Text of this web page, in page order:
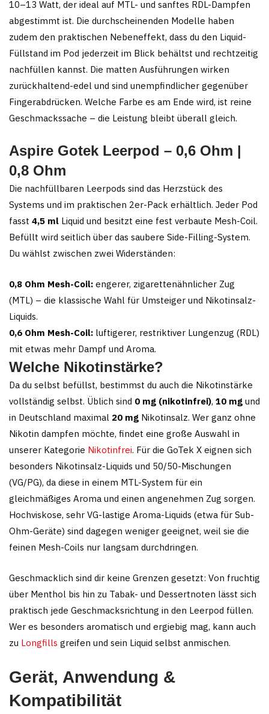
10–13 Watt, der ideal auf MTL- und sanftes RDL-Dampfen
abgestimmt ist. Die durchscheinenden Modelle haben
zudem den praktischen Nebeneffekt, dass du den Liquid-
Füllstand im Pod jederzeit im Blick behältst und rechtzeitig
nachfüllen kannst. Die matten Ausführungen wirken
zurückhaltend-edel und sind unempfindlicher gegenüber
Fingerabdrücken. Welche Farbe es am Ende wird, ist reine
Geschmackssache – die Leistung bleibt überall gleich.
Aspire Gotek Leerpod – 0,6 Ohm |
0,8 Ohm
Die nachfüllbaren Leerpods sind das Herzstück des
Systems und im praktischen 2er-Pack erhältlich. Jeder Pod
fasst 4,5 ml Liquid und besitzt eine fest verbaute Mesh-Coil.
Befüllt wird seitlich über das saubere Side-Filling-System.
Du wählst zwischen zwei Widerständen:
0,8 Ohm Mesh-Coil: engerer, zigarettenähnlicher Zug
(MTL) – die klassische Wahl für Umsteiger und Nikotinsalz-
Liquids.
0,6 Ohm Mesh-Coil: luftigerer, restriktiver Lungenzug (RDL)
mit etwas mehr Dampf und Aroma.
Welche Nikotinstärke?
Da du selbst befüllst, bestimmst du auch die Nikotinstärke
vollständig selbst. Üblich sind 0 mg (nikotinfrei), 10 mg und
in Deutschland maximal 20 mg Nikotinsalz. Wer ganz ohne
Nikotin dampfen möchte, findet eine große Auswahl in
unserer Kategorie Nikotinfrei. Für die GoTek X eignen sich
besonders Nikotinsalz-Liquids und 50/50-Mischungen
(VG/PG), da diese in einem MTL-System für ein
gleichmäßiges Aroma und einen angenehmen Zug sorgen.
Hochviskose, sehr VG-lastige Aroma-Liquids (etwa für Sub-
Ohm-Geräte) sind dagegen weniger geeignet, weil sie die
feinen Mesh-Coils nur langsam durchdringen.
Geschmacklich sind dir keine Grenzen gesetzt: Von fruchtig
über Menthol bis hin zu Tabak- und Dessertnoten lässt sich
praktisch jede Geschmacksrichtung in den Leerpod füllen.
Wer es besonders aromatisch und ergiebig mag, kann auch
zu Longfills greifen und sein Liquid selbst anmischen.
Gerät, Anwendung &
Kompatibilität